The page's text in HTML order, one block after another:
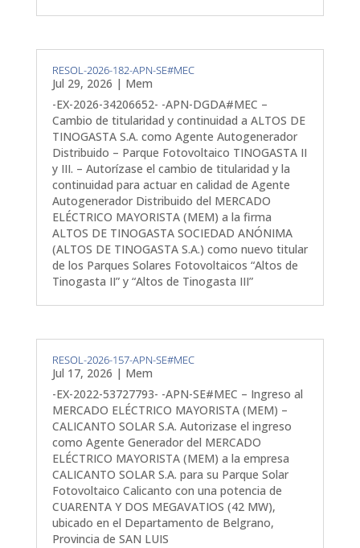
RESOL-2026-182-APN-SE#MEC
Jul 29, 2026 | Mem
-EX-2026-34206652- -APN-DGDA#MEC –
Cambio de titularidad y continuidad a ALTOS DE
TINOGASTA S.A. como Agente Autogenerador
Distribuido – Parque Fotovoltaico TINOGASTA II
y III. – Autorízase el cambio de titularidad y la
continuidad para actuar en calidad de Agente
Autogenerador Distribuido del MERCADO
ELÉCTRICO MAYORISTA (MEM) a la firma
ALTOS DE TINOGASTA SOCIEDAD ANÓNIMA
(ALTOS DE TINOGASTA S.A.) como nuevo titular
de los Parques Solares Fotovoltaicos “Altos de
Tinogasta II” y “Altos de Tinogasta III”
RESOL-2026-157-APN-SE#MEC
Jul 17, 2026 | Mem
-EX-2022-53727793- -APN-SE#MEC – Ingreso al
MERCADO ELÉCTRICO MAYORISTA (MEM) –
CALICANTO SOLAR S.A. Autorizase el ingreso
como Agente Generador del MERCADO
ELÉCTRICO MAYORISTA (MEM) a la empresa
CALICANTO SOLAR S.A. para su Parque Solar
Fotovoltaico Calicanto con una potencia de
CUARENTA Y DOS MEGAVATIOS (42 MW),
ubicado en el Departamento de Belgrano,
Provincia de SAN LUIS